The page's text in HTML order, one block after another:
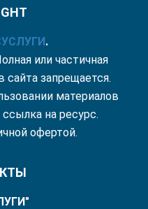
УСЛУГИ.
или частичная
сайта запрещается.
материалов
на ресурс.
офертой.